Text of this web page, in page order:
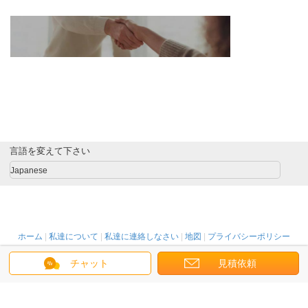
チャット 見積依頼
言語を変えて下さい
Japanese
ホーム | 私達について | 私達に連絡しなさい | 地図 | プライバシーポリシー
デスクトップの眺め
Copyright © 2015 - 2025 China Signage Display Online Marketplace.